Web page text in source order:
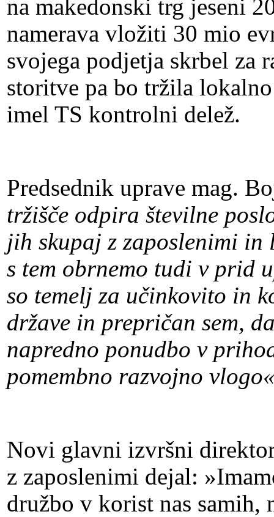
na makedonski trg jeseni
namerava vložiti 30 mio
svojega podjetja skrbel za
storitve pa bo tržila
imel TS kontrolni delež.
Predsednik uprave mag.
tržišče odpira številne
jih skupaj z zaposlenimi
s tem obrnemo tudi v prid
so temelj za učinkovito in
države in prepričan sem,
napredno ponudbo v
pomembno razvojno
Novi glavni izvršni
z zaposlenimi dejal:
družbo v korist nas samih,